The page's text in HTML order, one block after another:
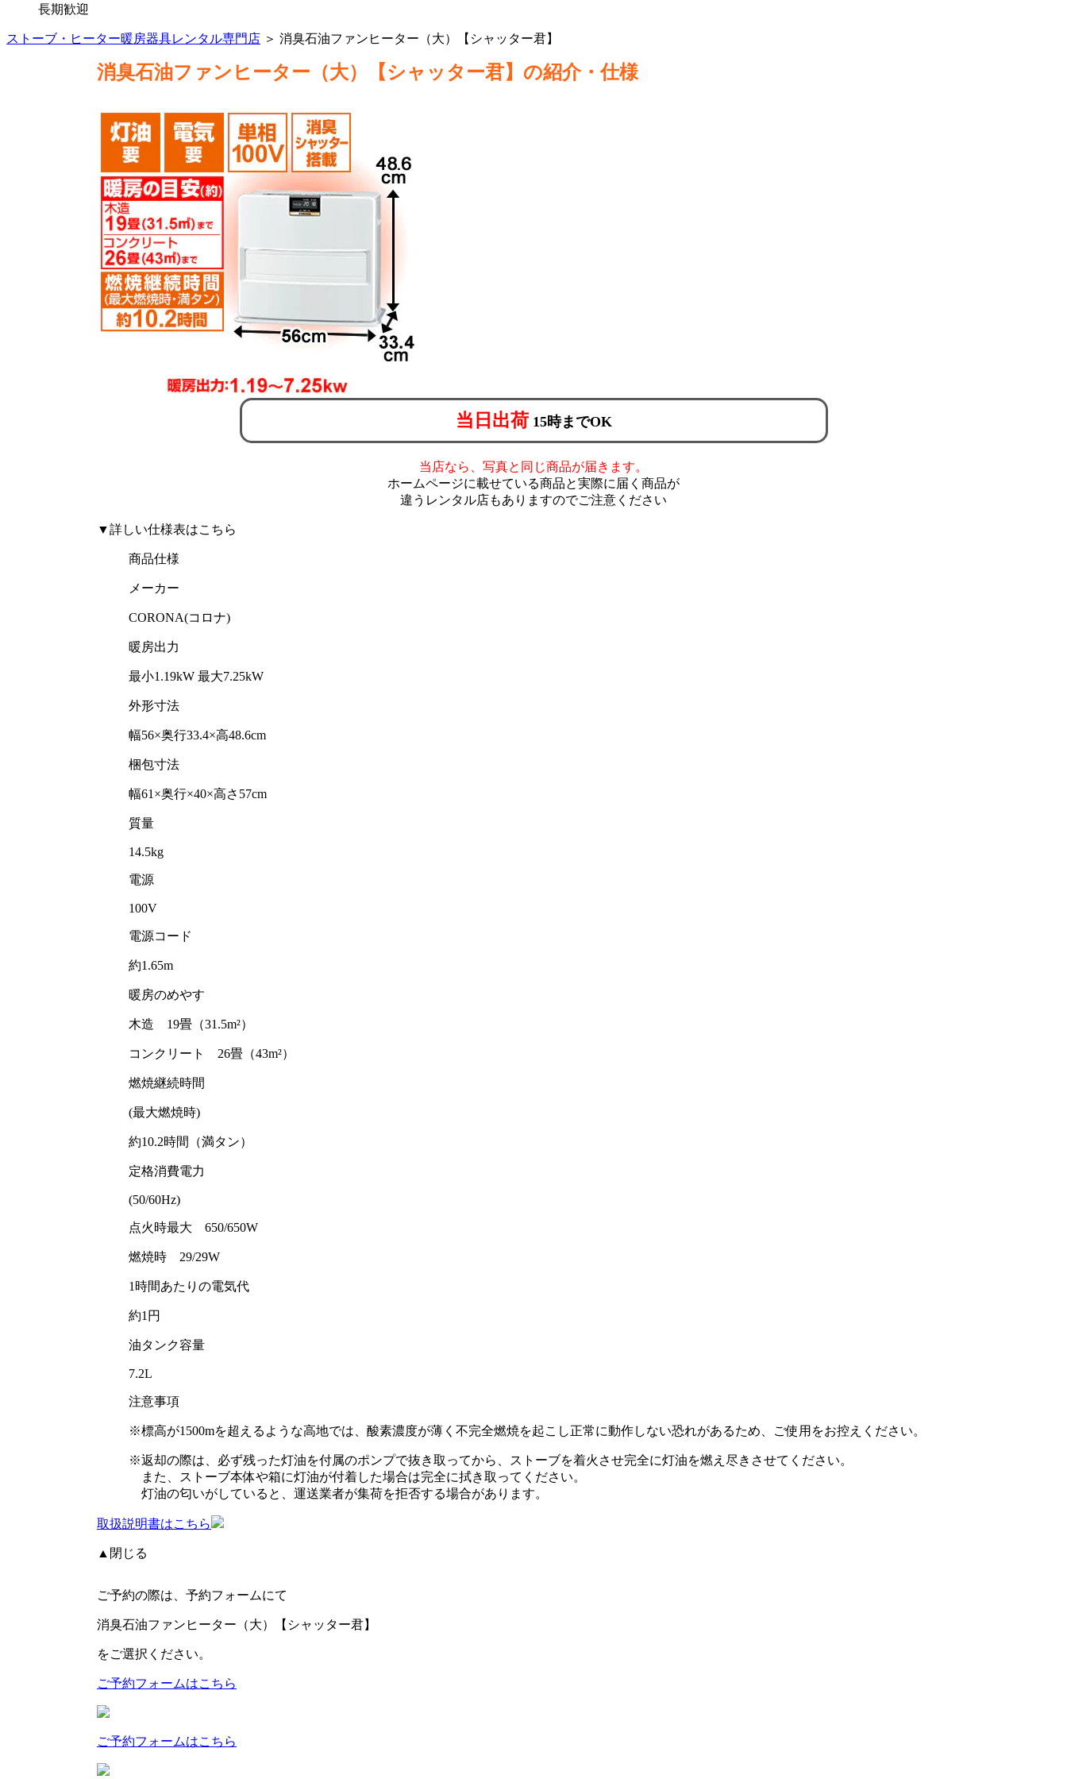
長期歓迎
ストーブ・ヒーター暖房器具レンタル専門店 ＞ 消臭石油ファンヒーター（大）【シャッター君】
消臭石油ファンヒーター（大）【シャッター君】の紹介・仕様
当日出荷 15時までOK
当店なら、写真と同じ商品が届きます。
ホームページに載せている商品と実際に届く商品が
違うレンタル店もありますのでご注意ください
▼詳しい仕様表はこちら
商品仕様
メーカー
CORONA(コロナ)
暖房出力
最小1.19kW 最大7.25kW
外形寸法
幅56×奥行33.4×高48.6cm
梱包寸法
幅61×奥行×40×高さ57cm
質量
14.5kg
電源
100V
電源コード
約1.65m
暖房のめやす
木造 19畳（31.5m²）
コンクリート 26畳（43m²）
燃焼継続時間
(最大燃焼時)
約10.2時間（満タン）
定格消費電力
(50/60Hz)
点火時最大 650/650W
燃焼時 29/29W
1時間あたりの電気代
約1円
油タンク容量
7.2L
注意事項
標高が1500mを超えるような高地では、酸素濃度が薄く不完全燃焼を起こし正常に動作しない恐れがあるため、ご使用をお控えください。
返却の際は、必ず残った灯油を付属のポンプで抜き取ってから、ストーブを着火させ完全に灯油を燃え尽きさせてください。
また、ストーブ本体や箱に灯油が付着した場合は完全に拭き取ってください。
灯油の匂いがしていると、運送業者が集荷を拒否する場合があります。
取扱説明書はこちら
▲閉じる
ご予約の際は、予約フォームにて
消臭石油ファンヒーター（大）【シャッター君】
をご選択ください。
ご予約フォームはこちら
ご予約フォームはこちら